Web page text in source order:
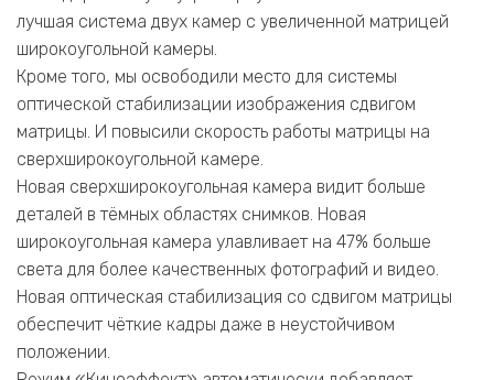
лучшая система двух камер с увеличенной матрицей
широкоугольной камеры.
Кроме того, мы освободили место для системы
оптической стабилизации изображения сдвигом
матрицы. И повысили скорость работы матрицы на
сверхширокоугольной камере.
Новая сверхширокоугольная камера видит больше
деталей в тёмных областях снимков. Новая
широкоугольная камера улавливает на 47% больше
света для более качественных фотографий и видео.
Новая оптическая стабилизация со сдвигом матрицы
обеспечит чёткие кадры даже в неустойчивом
положении.